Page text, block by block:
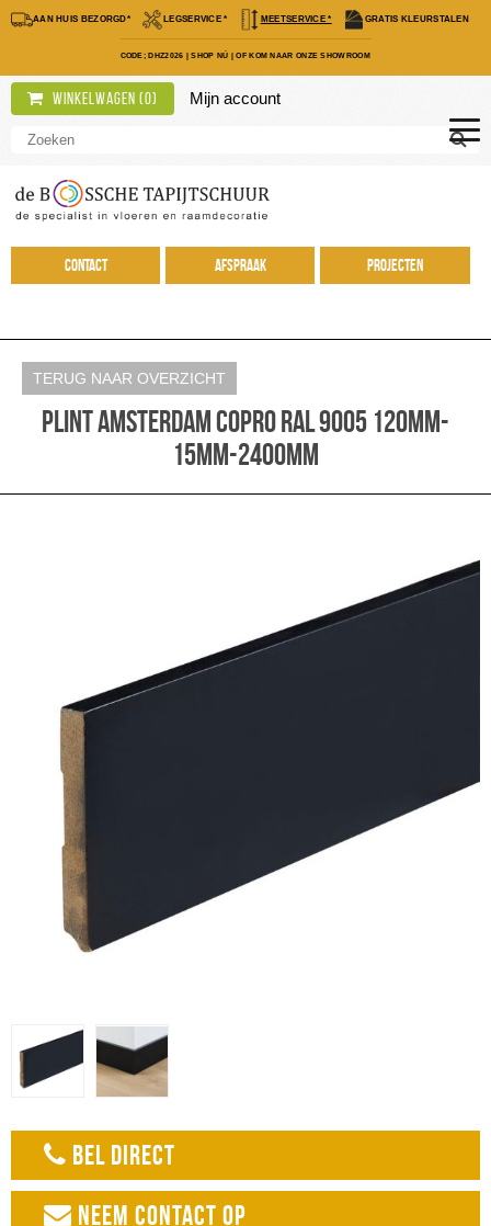
AAN HUIS BEZORGD* LEGSERVICE * MEETSERVICE * GRATIS KLEURSTALEN
CODE; DHZ2026 |SHOP NÚ |OF KOM NAAR ONZE SHOWROOM
Winkelwagen (0) Mijn account
Contact Afspraak Projecten
TERUG NAAR OVERZICHT
Plint Amsterdam CoPro RAL 9005 120mm-
15mm-2400mm
BEL DIRECT
NEEM CONTACT OP